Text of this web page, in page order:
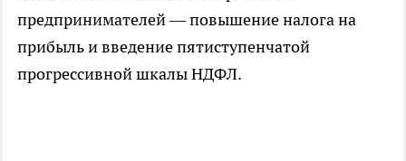
предпринимателей — повышение налога на
прибыль и введение пятиступенчатой
прогрессивной шкалы НДФЛ.